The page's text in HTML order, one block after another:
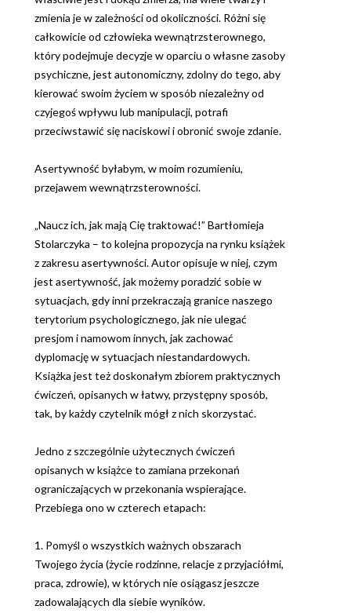
zmienia je w zależności od okoliczności. Różni się
całkowicie od człowieka wewnątrzsterownego,
który podejmuje decyzje w oparciu o własne zasoby
psychiczne, jest autonomiczny, zdolny do tego, aby
kierować swoim życiem w sposób niezależny od
czyjegoś wpływu lub manipulacji, potrafi
przeciwstawić się naciskowi i obronić swoje zdanie.
Asertywność byłabym, w moim rozumieniu,
przejawem wewnątrzsterowności.
„Naucz ich, jak mają Cię traktować!” Bartłomieja
Stolarczyka – to kolejna propozycja na rynku książek
z zakresu asertywności. Autor opisuje w niej, czym
jest asertywność, jak możemy poradzić sobie w
sytuacjach, gdy inni przekraczają granice naszego
terytorium psychologicznego, jak nie ulegać
presjom i namowom innych, jak zachować
dyplomację w sytuacjach niestandardowych.
Książka jest też doskonałym zbiorem praktycznych
ćwiczeń, opisanych w łatwy, przystępny sposób,
tak, by każdy czytelnik mógł z nich skorzystać.
Jedno z szczególnie użytecznych ćwiczeń
opisanych w książce to zamiana przekonań
ograniczających w przekonania wspierające.
Przebiega ono w czterech etapach:
1. Pomyśl o wszystkich ważnych obszarach
Twojego życia (życie rodzinne, relacje z przyjaciółmi,
praca, zdrowie), w których nie osiągasz jeszcze
zadowalających dla siebie wyników.